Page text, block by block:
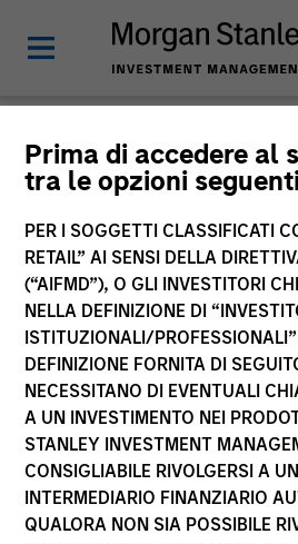
Prima di accedere al
tra le opzioni
PER I SOGGETTI CLASSIFICATI
RETAIL” AI SENSI DELLA
(“AIFMD”), O GLI INVESTITORI
NELLA DEFINIZIONE DI
ISTITUZIONALI/
DEFINIZIONE FORNITA DI
NECESSITANO DI EVENTUALI
A UN INVESTIMENTO NEI
STANLEY INVESTMENT
CONSIGLIABILE RIVOLGERSI A
INTERMEDIARIO FINANZIARIO
QUALORA NON SIA POSSIBILE
Morgan
Investment
La presente comunicazione ha
La performance passata non è un
risultati futuri. I rendimenti
per effetto delle oscillazioni
performance sono calcolati in
patrimonio netto (NAV), al netto